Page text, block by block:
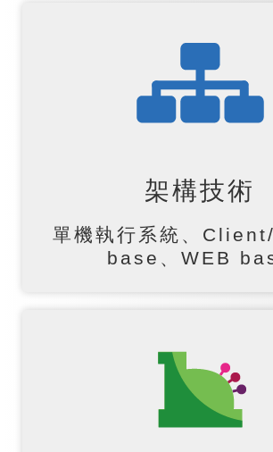
架構技術
單機執行系統、
base、WEB